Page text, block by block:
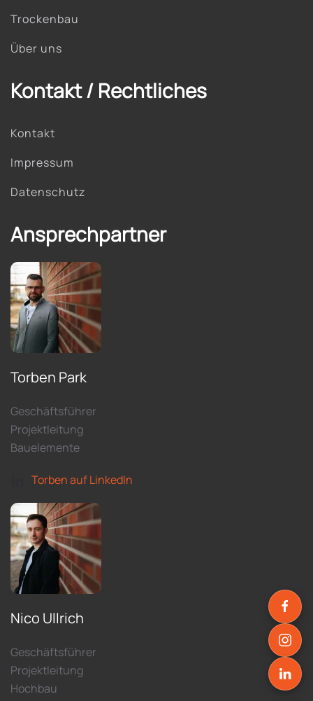
Trockenbau
Über uns
Kontakt / Rechtliches
Kontakt
Impressum
Datenschutz
Ansprechpartner
Torben Park
Geschäftsführer
Projektleitung
Bauelemente
Torben auf LinkedIn
Nico Ullrich
Geschäftsführer
Projektleitung
Hochbau